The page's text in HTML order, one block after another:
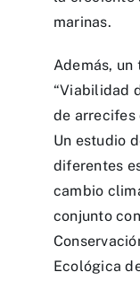
marinas.
Además,
“Viabilidad
de arrecifes
Un estudio
diferentes
cambio
conjunto
Ecológica